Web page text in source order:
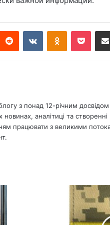
з понад 12-річним
аналітиці та
працювати з великими